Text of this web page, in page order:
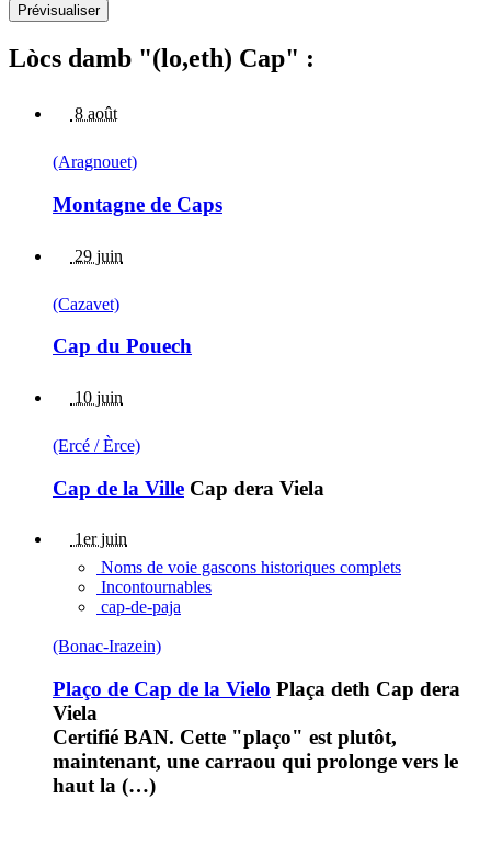
Lòcs damb "(lo,eth) Cap" :
8 août
(Aragnouet)
Montagne de Caps
29 juin
(Cazavet)
Cap du Pouech
10 juin
(Ercé / Èrce)
Cap de la Ville Cap dera Viela
1er juin
Noms de voie gascons historiques complets
Incontournables
cap-de-paja
(Bonac-Irazein)
Plaço de Cap de la Vielo Plaça deth Cap dera
Viela
Certifié BAN. Cette "plaço" est plutôt,
maintenant, une carraou qui prolonge vers le
haut la (…)